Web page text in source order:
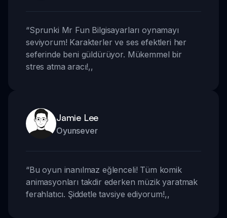
“Sprunki Mr Fun Bilgisayarları oynamayı
seviyorum! Karakterler ve ses efektleri her
seferinde beni güldürüyor. Mükemmel bir
stres atma aracı!,,
Jamie Lee
Oyunsever
“Bu oyun inanılmaz eğlenceli! Tüm komik
animasyonları takdir ederken müzik yaratmak
ferahlatıcı. Şiddetle tavsiye ediyorum!,,